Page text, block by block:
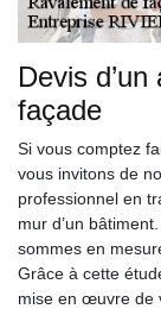
Devis
façade
Si vous comptez
vous invitons de
professionnel en
mur d’un
sommes en
Grâce à cette
mise en œuvre de